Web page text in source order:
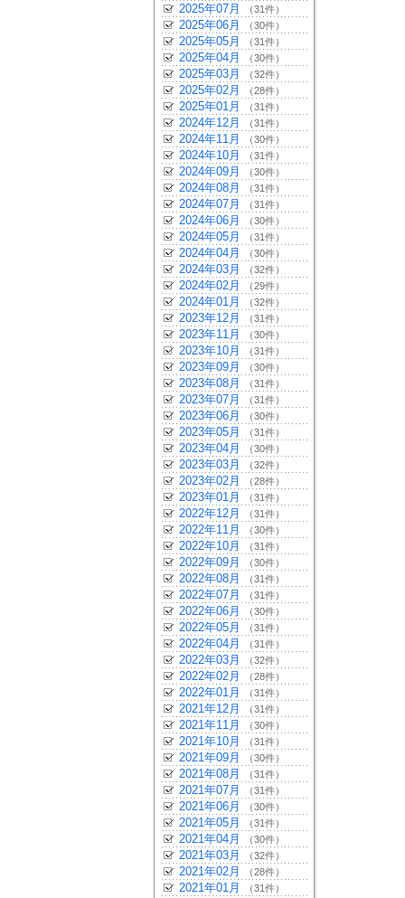
2025年07月 （31件）
2025年06月 （30件）
2025年05月 （31件）
2025年04月 （30件）
2025年03月 （32件）
2025年02月 （28件）
2025年01月 （31件）
2024年12月 （31件）
2024年11月 （30件）
2024年10月 （31件）
2024年09月 （30件）
2024年08月 （31件）
2024年07月 （31件）
2024年06月 （30件）
2024年05月 （31件）
2024年04月 （30件）
2024年03月 （32件）
2024年02月 （29件）
2024年01月 （32件）
2023年12月 （31件）
2023年11月 （30件）
2023年10月 （31件）
2023年09月 （30件）
2023年08月 （31件）
2023年07月 （31件）
2023年06月 （30件）
2023年05月 （31件）
2023年04月 （30件）
2023年03月 （32件）
2023年02月 （28件）
2023年01月 （31件）
2022年12月 （31件）
2022年11月 （30件）
2022年10月 （31件）
2022年09月 （30件）
2022年08月 （31件）
2022年07月 （31件）
2022年06月 （30件）
2022年05月 （31件）
2022年04月 （31件）
2022年03月 （32件）
2022年02月 （28件）
2022年01月 （31件）
2021年12月 （31件）
2021年11月 （30件）
2021年10月 （31件）
2021年09月 （30件）
2021年08月 （31件）
2021年07月 （31件）
2021年06月 （30件）
2021年05月 （31件）
2021年04月 （30件）
2021年03月 （32件）
2021年02月 （28件）
2021年01月 （31件）